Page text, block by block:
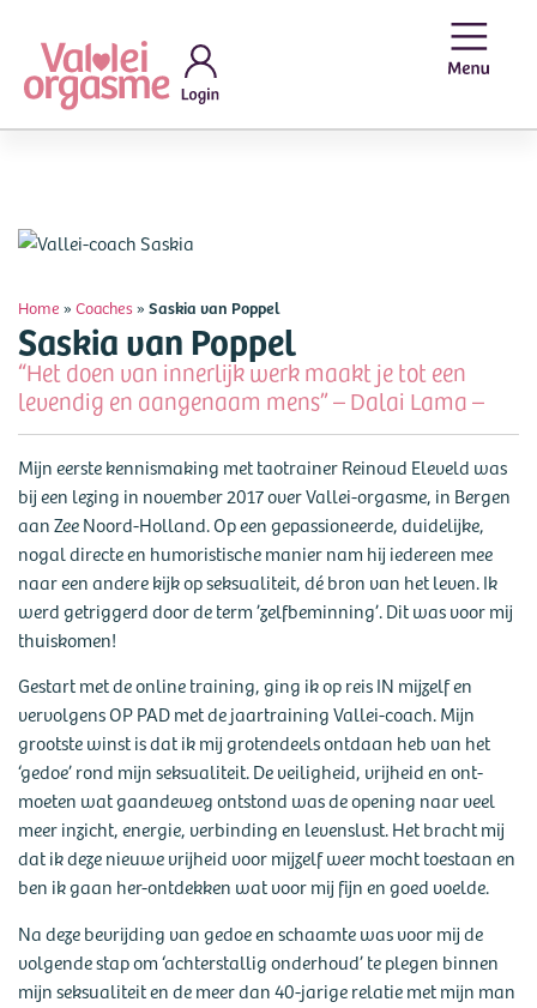
Home » Coaches » Saskia van Poppel
Saskia van Poppel
“Het doen van innerlijk werk maakt je tot een
levendig en aangenaam mens” – Dalai Lama –
Mijn eerste kennismaking met taotrainer Reinoud Eleveld was
bij een lezing in november 2017 over Vallei-orgasme, in Bergen
aan Zee Noord-Holland. Op een gepassioneerde, duidelijke,
nogal directe en humoristische manier nam hij iedereen mee
naar een andere kijk op seksualiteit, dé bron van het leven. Ik
werd getriggerd door de term ’zelfbeminning’. Dit was voor mij
thuiskomen!
Gestart met de online training, ging ik op reis IN mijzelf en
vervolgens OP PAD met de jaartraining Vallei-coach. Mijn
grootste winst is dat ik mij grotendeels ontdaan heb van het
‘gedoe’ rond mijn seksualiteit. De veiligheid, vrijheid en ont-
moeten wat gaandeweg ontstond was de opening naar veel
meer inzicht, energie, verbinding en levenslust. Het bracht mij
dat ik deze nieuwe vrijheid voor mijzelf weer mocht toestaan en
ben ik gaan her-ontdekken wat voor mij fijn en goed voelde.
Na deze bevrijding van gedoe en schaamte was voor mij de
volgende stap om ‘achterstallig onderhoud’ te plegen binnen
mijn seksualiteit en de meer dan 40-jarige relatie met mijn man